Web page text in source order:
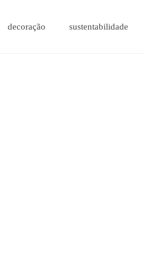
decoração sustentabilidade